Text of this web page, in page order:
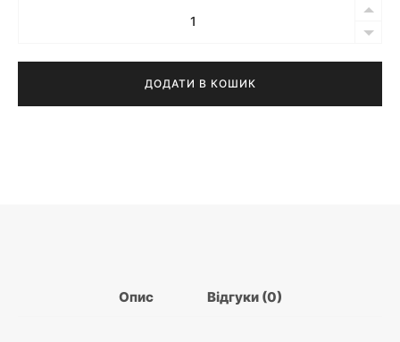
і
н
,
1
,
.
з
ДОДАТИ В КОШИК
Опис Відгуки (0)